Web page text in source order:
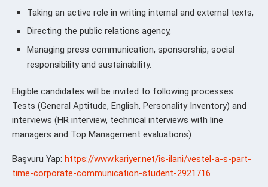
Taking an active role in writing internal and external texts,
Directing the public relations agency,
Managing press communication, sponsorship, social
responsibility and sustainability.
Eligible candidates will be invited to following processes:
Tests (General Aptitude, English, Personality Inventory) and
interviews (HR interview, technical interviews with line
managers and Top Management evaluations)
Başvuru Yap: https://www.kariyer.net/is-ilani/vestel-a-s-part-
time-corporate-communication-student-2921716